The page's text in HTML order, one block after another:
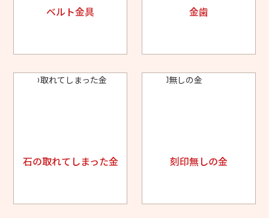
ベルト金具 金歯
石の取れてしまった金 刻印無しの金